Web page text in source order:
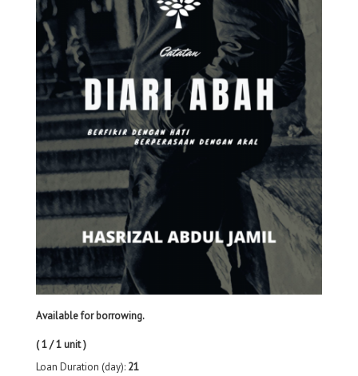
Available for borrowing.
( 1 / 1 unit )
Loan Duration (day): 21